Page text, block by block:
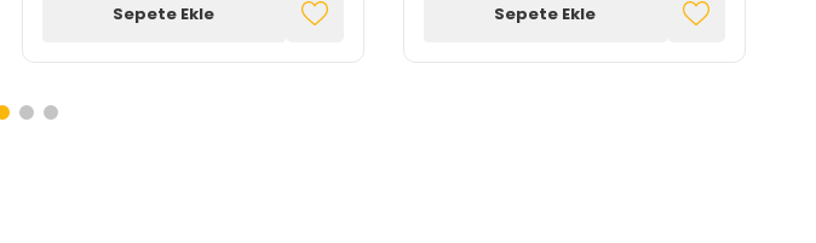
Sepete Ekle Sepete Ekle